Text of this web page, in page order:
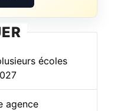
écoles
agence